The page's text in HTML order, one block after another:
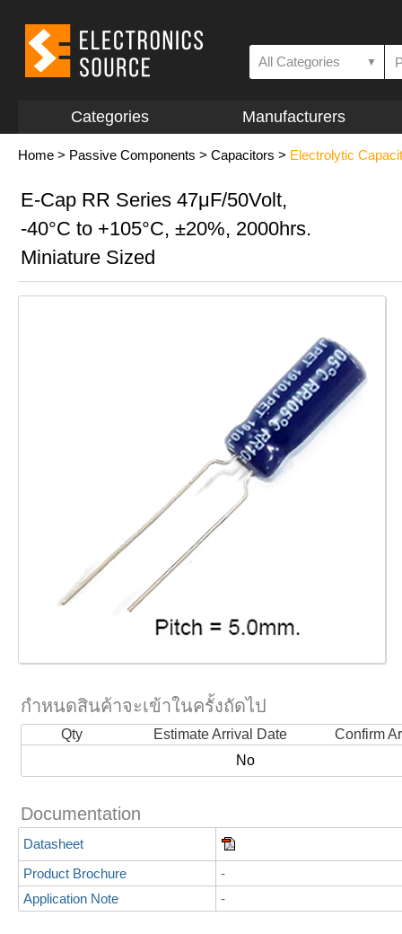
All Categories ▼
Categories Manufacturers
Home > Passive Components > Capacitors > Electrolytic
E-Cap RR Series 47μF/50Volt,
-40°C to +105°C, ±20%, 2000hrs.
Miniature Sized
กำหนดสินค้าจะเข้าในครั้งถัดไป
Qty Estimate Arrival Date
Confirm
No
Documentation
Datasheet
Product Brochure
-
Application Note
-